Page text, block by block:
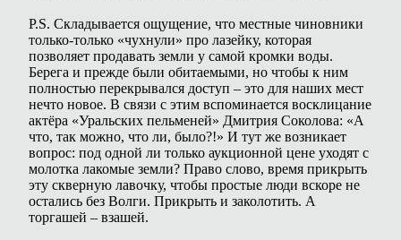
P.S. Складывается ощущение, что местные чиновники
только-только «чухнули» про лазейку, которая
позволяет продавать земли у самой кромки воды.
Берега и прежде были обитаемыми, но чтобы к ним
полностью перекрывался доступ – это для наших мест
нечто новое. В связи с этим вспоминается восклицание
актёра «Уральских пельменей» Дмитрия Соколова: «А
что, так можно, что ли, было?!» И тут же возникает
вопрос: под одной ли только аукционной цене уходят с
молотка лакомые земли? Право слово, время прикрыть
эту скверную лавочку, чтобы простые люди вскоре не
остались без Волги. Прикрыть и заколотить. А
торгашей – взашей.